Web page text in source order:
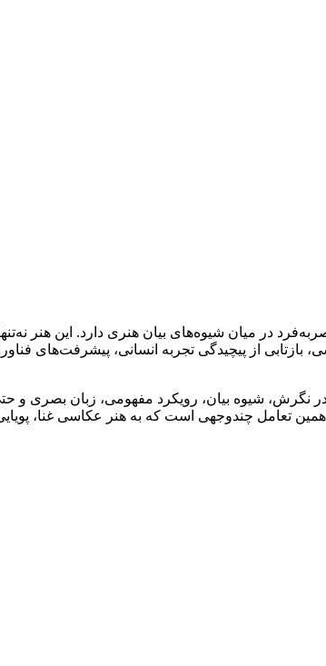
در میان شیوه‌های بیان هنری دارد. این هنر
بازتابی از پیچیدگی تجربه انسانی، پیشرفت‌های
نگرش، شیوه بیان، رویکرد مفهومی، زبان بصری
تعامل چندوجهی است که به هنر عکاسی غنا،